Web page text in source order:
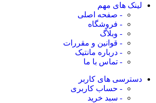
لینک های مهم
- صفحه اصلی
- فروشگاه
- وبلاگ
- قوانین و مقررات
- درباره مانتیک
- تماس با ما
دسترسی های کاربر
- حساب کاربری
- سبد خرید